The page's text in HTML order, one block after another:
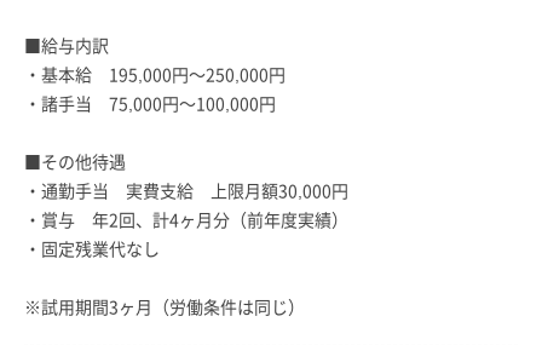
■給与内訳
・基本給 195,000円～250,000円
・諸手当 75,000円～100,000円
■その他待遇
・通勤手当 実費支給 上限月額30,000円
・賞与 年2回、計4ヶ月分（前年度実績）
・固定残業代なし
※試用期間3ヶ月（労働条件は同じ）